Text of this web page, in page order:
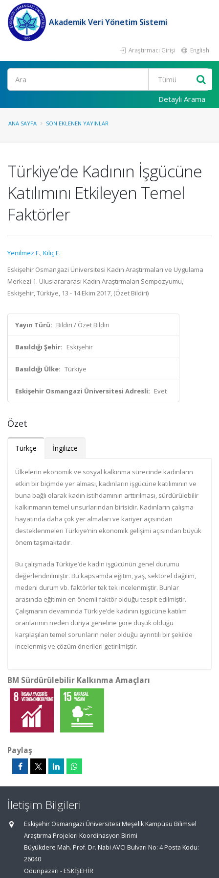
Akademik Veri Yönetim Sistemi
Araştırmacı Girişi English
Ara
Detaylı Arama
ANA SAYFA SON EKLENEN YAYINLAR
Türkiye’de Kadının İşgücüne
Katılımını Etkileyen Temel
Faktörler
Yenilmez F.,Kılıç E.
Eskişehir Osmangazi Üniversitesi Kadın Araştırmaları ve Uygulama
Merkezi 1. Uluslarararası Kadın Araştırmaları Sempozyumu,
Eskişehir, Türkiye, 13 - 14 Ekim 2017, (Özet Bildiri)
Yayın Türü: Bildiri / Özet Bildiri
Basıldığı Şehir: Eskişehir
Basıldığı Ülke: Türkiye
Eskişehir Osmangazi Üniversitesi Adresli: Evet
Özet
Türkçe İngilizce
Ülkelerin ekonomik ve sosyal kalkınma sürecinde kadınların
etkin bir biçimde yer alması, kadınların işgücüne katılımının ve
buna bağlı olarak kadın istihdamının arttırılması, sürdürülebilir
kalkınmanın temel unsurlarından birisidir. Kadınların çalışma
hayatında daha çok yer almaları ve kariyer açısından
desteklenmeleri Türkiye’nin ekonomik gelişimi açısından büyük
önem taşımaktadır.
Bu çalışmada Türkiye’de kadın işgücünün genel durumu
değerlendirilmiştir. Bu kapsamda eğitim, yaş, sektörel dağılım,
medeni durum vb. faktörler tek tek incelenmiştir. Bunlar
arasında eğitimin en önemli faktör olduğu tespit edilmiştir.
Çalışmanın devamında Türkiye’de kadının işgücüne katılım
oranlarının neden dünya geneline göre düşük olduğu
karşılaşılan temel sorunların neler olduğu ayrıntılı bir şekilde
incelenmiş ve çözüm önerileri getirilmiştir.
BM Sürdürülebilir Kalkınma Amaçları
Paylaş
İletişim Bilgileri
Eskişehir Osmangazi Üniversitesi Meşelik Kampüsü Bilimsel
Araştırma Projeleri Koordinasyon Birimi
Büyükdere Mah. Prof. Dr. Nabi AVCI Bulvarı No: 4 Posta Kodu:
26040
Odunpazarı - ESKİŞEHİR